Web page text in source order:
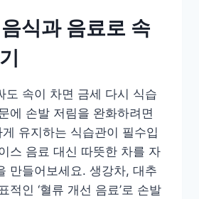
식과 음료로 속
도 속이 차면 금세 다시 식습
에 손발 저림을 완화하려면
유지하는 식습관이 필수입
스 음료 대신 따뜻한 차를 자
만들어보세요. 생강차, 대추
적인 ‘혈류 개선 음료’로 손발